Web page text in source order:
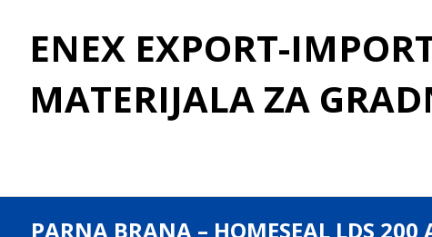
ENEX EXPORT-
MATERIJALA ZA
PARNA BRANA – HOMESEAL LDS 200